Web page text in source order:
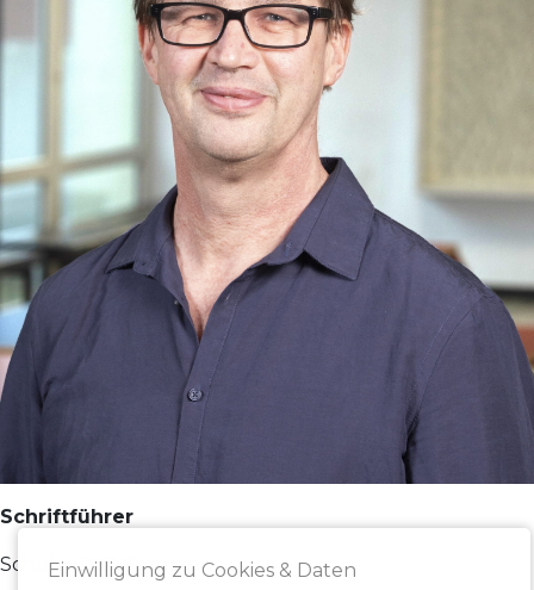
Schriftführer
Schule: TBZ Bremen
Einwilligung zu Cookies & Daten